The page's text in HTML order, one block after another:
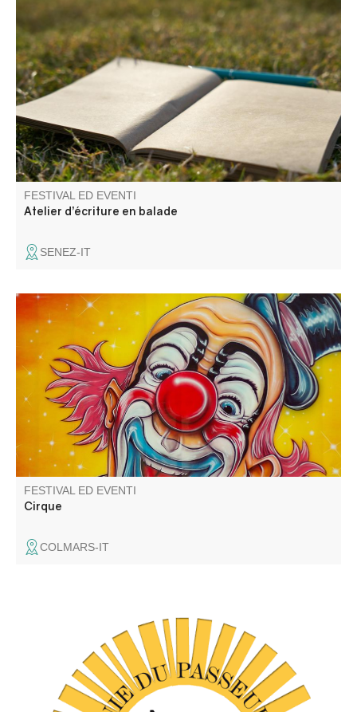
Entre ciel, pierres et chemins, venez cueillir les mots là où
le paysage les murmure. La CCAPV vous invite à un
atelier mêlant balade et temps d’écriture, pour explorer le
territoire autrement et laisser émerger votre expression.
FESTIVAL ED EVENTI
Atelier d’écriture en balade
SENEZ-IT
Venez applaudir les artistes, les clowns et autres
funambules.
FESTIVAL ED EVENTI
Cirque
COLMARS-IT
C'est un spectacle de danse contemporaine (Cie du
Passeur / Efi Farmaki), qui fait revivre la mémoire des
lavoirs et des lavandières en chant, texte et danse. Atelier
de médiation pour les enfants avant la représentation,
autour d'objets liés aux lavoirs.